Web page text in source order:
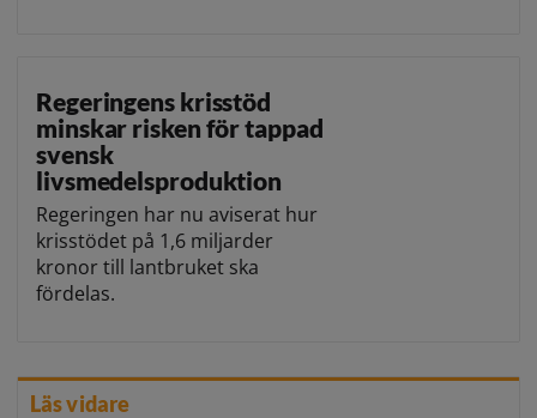
Regeringens krisstöd
minskar risken för tappad
svensk
livsmedelsproduktion
Regeringen har nu aviserat hur
krisstödet på 1,6 miljarder
kronor till lantbruket ska
fördelas.
Läs vidare